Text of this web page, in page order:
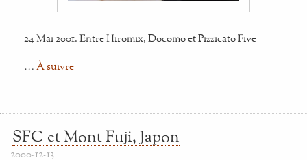
24 Mai 2001. Entre Hiromix, Docomo et Pizzicato Five
… À suivre
SFC et Mont Fuji, Japon
2000-12-13